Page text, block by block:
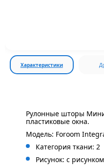
Характеристики
Рулонные шторы
пластиковые окна.
Модель: Foroom
Категория ткани: 2
Рисунок: с рисунком